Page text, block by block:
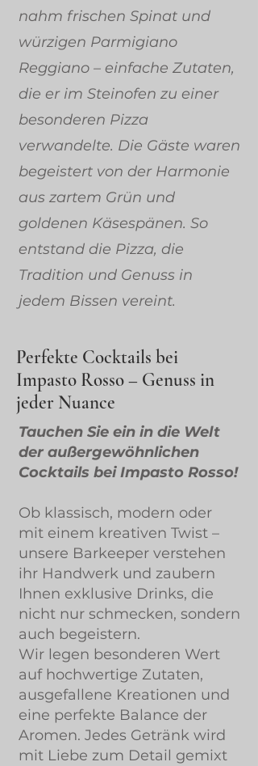
nahm frischen Spinat und
würzigen Parmigiano
Reggiano – einfache Zutaten,
die er im Steinofen zu einer
besonderen Pizza
verwandelte. Die Gäste waren
begeistert von der Harmonie
aus zartem Grün und
goldenen Käsespänen. So
entstand die Pizza, die
Tradition und Genuss in
jedem Bissen vereint.
Perfekte Cocktails bei
Impasto Rosso – Genuss in
jeder Nuance
Tauchen Sie ein in die Welt
der außergewöhnlichen
Cocktails bei Impasto Rosso!
Ob klassisch, modern oder
mit einem kreativen Twist –
unsere Barkeeper verstehen
ihr Handwerk und zaubern
Ihnen exklusive Drinks, die
nicht nur schmecken, sondern
auch begeistern.
Wir legen besonderen Wert
auf hochwertige Zutaten,
ausgefallene Kreationen und
eine perfekte Balance der
Aromen. Jedes Getränk wird
mit Liebe zum Detail gemixt